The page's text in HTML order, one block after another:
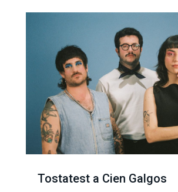
Tostatest a Cien Galgos